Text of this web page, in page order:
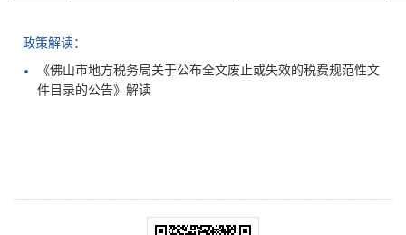
政策解读：
《佛山市地方税务局关于公布全文废止或失效的税费规范性文
件目录的公告》解读